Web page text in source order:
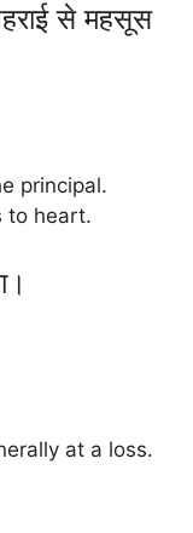
से महसूस
principal.
to heart.
at a loss.